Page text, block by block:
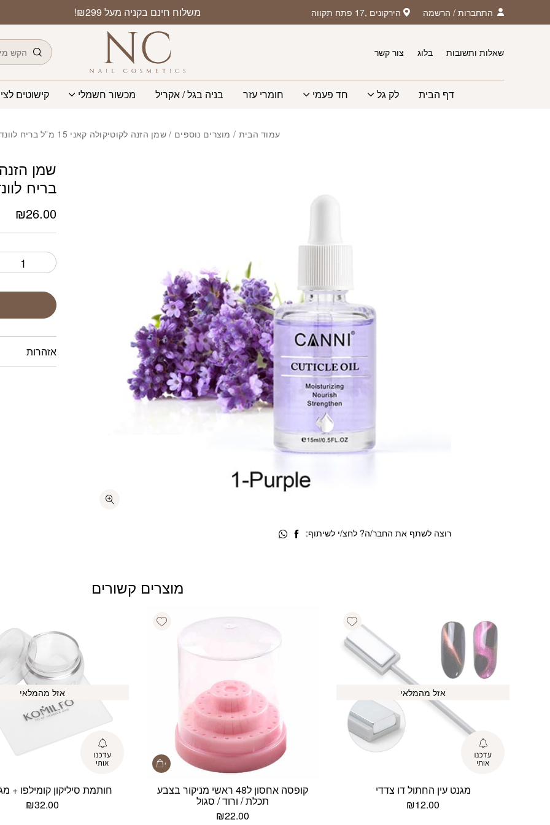
Skip to Content משלוח חינם בקניה מעל ₪299! התחברות / הרשמה הירקונים ,17 פתח תקווה
חיפוש
שאלות ותשובות
בלוג צור קשר
דף הבית לק גל חד פעמי חומרי עזר בניה בגל / אקריל מכשור חשמלי קישוטים
עמוד הבית / מוצרים נוספים / שמן הזנה לקוטיקולה קאני 15 מ”ל בריח לוונדר
בריח
₪26.00
אזהרות
רוצה לשתף את החבר/ה? לחצ/י לשיתוף:
מוצרים קשורים
Add wishlist
אזל מהמלאי
מגנט עין החתול דו צדדי
₪12.00
Add wishlist
קופסה אחסון ל48 ראשי מניקור בצבע
תכלת / ורוד / סגול
₪22.00
אזל מהמלאי
חותמת סיליקון קומילפו +
₪32.00
בחזרה למעלה